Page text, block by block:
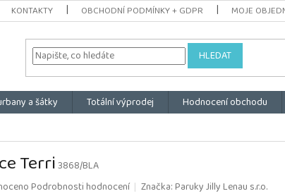
KONTAKTY OBCHODNÍ PODMÍNKY + GDPR MOJE
HLEDAT
a šátky Totální výprodej Hodnocení obchodu
Terri3868/BLA
Podrobnosti hodnocení Značka:Paruky Jilly Lenau s.r.o.